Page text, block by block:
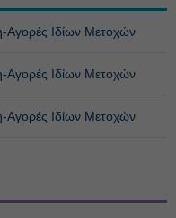
Ιδίων Μετοχών
Ιδίων Μετοχών
Ιδίων Μετοχών